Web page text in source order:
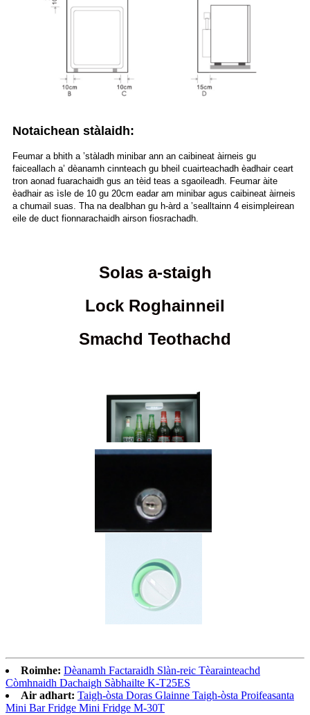
Notaichean stàlaidh:
Feumar a bhith a ’stàladh minibar ann an caibineat àirneis gu
faiceallach a’ dèanamh cinnteach gu bheil cuairteachadh èadhair ceart
tron ​​aonad fuarachaidh gus an tèid teas a sgaoileadh. Feumar àite
èadhair as ìsle de 10 gu 20cm eadar am minibar agus caibineat àirneis
a chumail suas. Tha na dealbhan gu h-àrd a ’sealltainn 4 eisimpleirean
eile de duct fionnarachaidh airson fiosrachadh.
Solas a-staigh
Lock Roghainneil
Smachd Teothachd
Roimhe: Dèanamh Factaraidh Slàn-reic Tèarainteachd
Còmhnaidh Dachaigh Sàbhailte K-T25ES
Air adhart: Taigh-òsta Doras Glainne Taigh-òsta Proifeasanta
Mini Bar Fridge Mini Fridge M-30T